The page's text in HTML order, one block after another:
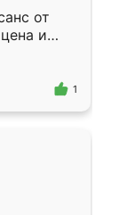
от
и
1